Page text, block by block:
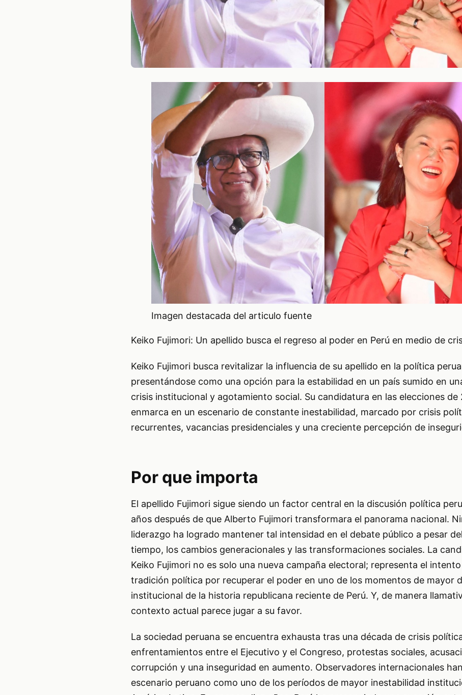
Imagen destacada del articulo fuente
Keiko Fujimori: Un apellido busca el regreso al poder en Perú en medio de
Keiko Fujimori busca revitalizar la influencia de su apellido en la política
presentándose como una opción para la estabilidad en un país sumido en
crisis institucional y agotamiento social. Su candidatura en las elecciones de
enmarca en un escenario de constante inestabilidad, marcado por crisis
recurrentes, vacancias presidenciales y una creciente percepción de
Por que importa
El apellido Fujimori sigue siendo un factor central en la discusión política
años después de que Alberto Fujimori transformara el panorama nacional.
liderazgo ha logrado mantener tal intensidad en el debate público a pesar
tiempo, los cambios generacionales y las transformaciones sociales. La
Keiko Fujimori no es solo una nueva campaña electoral; representa el
tradición política por recuperar el poder en uno de los momentos de mayor
institucional de la historia republicana reciente de Perú. Y, de manera
contexto actual parece jugar a su favor.
La sociedad peruana se encuentra exhausta tras una década de crisis
enfrentamientos entre el Ejecutivo y el Congreso, protestas sociales,
corrupción y una inseguridad en aumento. Observadores internacionales
escenario peruano como uno de los períodos de mayor inestabilidad